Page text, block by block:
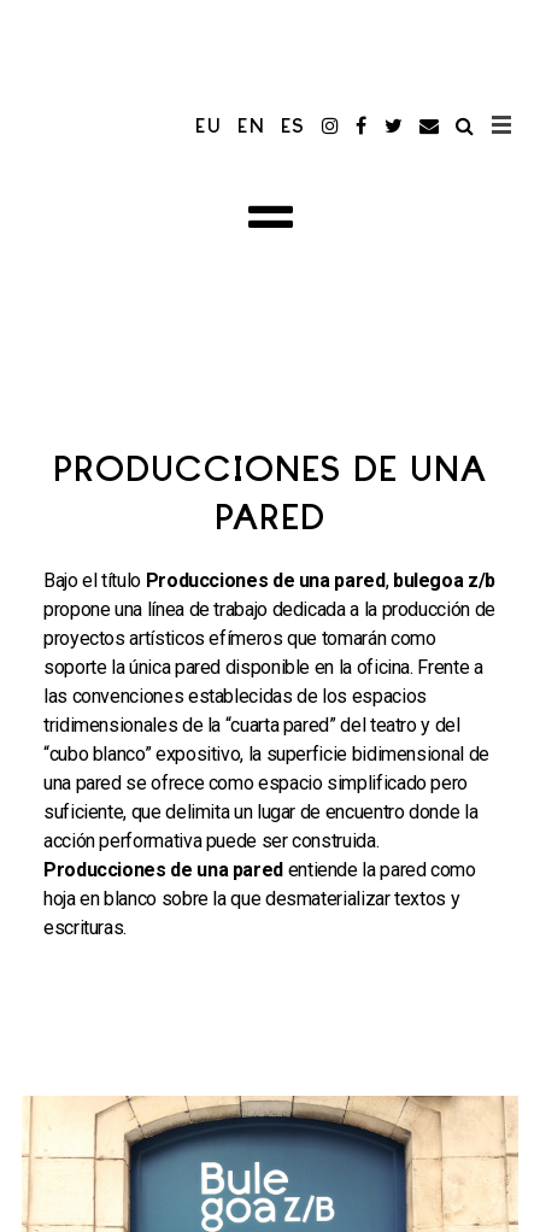
EU EN ES
PRODUCCIONES DE UNA
PARED
Bajo el título Producciones de una pared, bulegoa z/b
propone una línea de trabajo dedicada a la producción de
proyectos artísticos efímeros que tomarán como
soporte la única pared disponible en la oficina. Frente a
las convenciones establecidas de los espacios
tridimensionales de la “cuarta pared” del teatro y del
“cubo blanco” expositivo, la superficie bidimensional de
una pared se ofrece como espacio simplificado pero
suficiente, que delimita un lugar de encuentro donde la
acción performativa puede ser construida.
Producciones de una pared entiende la pared como
hoja en blanco sobre la que desmaterializar textos y
escrituras.